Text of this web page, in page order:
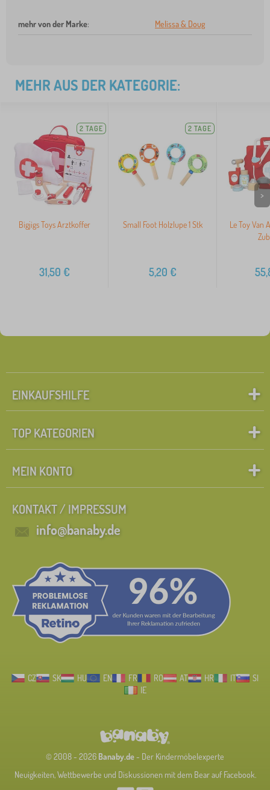
mehr von der Marke: Melissa & Doug
MEHR AUS DER KATEGORIE:
2 TAGE
Bigjigs Toys Arztkoffer
31,50 €
2 TAGE
Small Foot Holzlupe 1 Stk
5,20 €
Le Toy Van
>
EINKAUFSHILFE
TOP KATEGORIEN
MEIN KONTO
KONTAKT / IMPRESSUM
info@banaby.de
CZ SK HU EN FR RO AT HR IT
SI
IE
© 2008 - 2026 Banaby.de- Der Kindermöbelexperte
Neuigkeiten, Wettbewerbe und Diskussionen mit dem Bear auf Facebook.